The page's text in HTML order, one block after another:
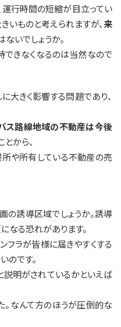
行時間の短縮が目立ってい
いものと考えられますが、 来
ないでしょうか。
きなくなるのは当然なので
大きく影響する問題であり、
ス路線地域の不動産は今後
とから、
や所有している不動産の売
誘導区域でしょうか。誘導
なる恐れがあります。
フラが皆様に届きやすくする
のです。
説明がされているかといえば
なんて方のほうが圧倒的な